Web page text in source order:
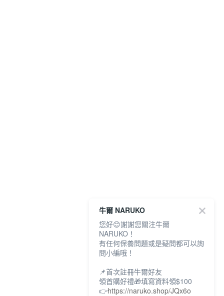
牛爾 NARUKO
您好😊謝謝您關注牛爾
NARUKO！
有任何保養問題或是疑問都可以詢
問小編哦！
📌首次註冊牛爾好友
領首購好禮🎁填寫資料領$100
👉https://naruko.shop/JQx6o